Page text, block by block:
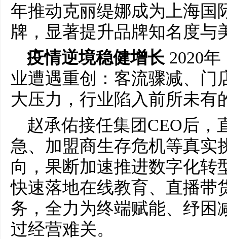
年推动克丽缇娜成为上海国
牌，显著提升品牌知名度与
疫情逆境稳健增长 2020
业遭遇重创：客流骤减、门
大压力，行业陷入前所未有
赵承佑接任集团CEO后，
急、加盟商生存危机等真实
向，果断加速推进数字化转
快速落地在线教育、直播带
务，全力为终端赋能、纾困
过经营难关。